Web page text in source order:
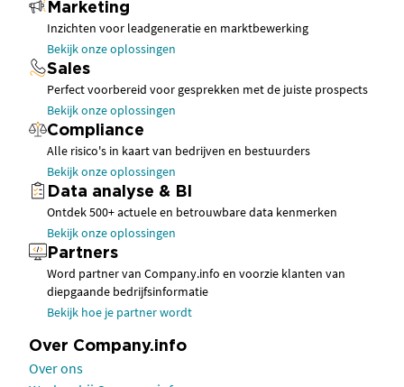
Marketing
Inzichten voor leadgeneratie en marktbewerking
Bekijk onze oplossingen
Sales
Perfect voorbereid voor gesprekken met de juiste prospects
Bekijk onze oplossingen
Compliance
Alle risico's in kaart van bedrijven en bestuurders
Bekijk onze oplossingen
Data analyse & BI
Ontdek 500+ actuele en betrouwbare data kenmerken
Bekijk onze oplossingen
Partners
Word partner van Company.info en voorzie klanten van
diepgaande bedrijfsinformatie
Bekijk hoe je partner wordt
Over Company.info
Over ons